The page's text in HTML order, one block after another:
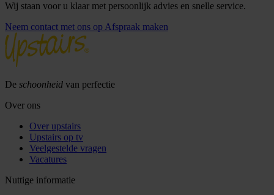
Wij staan voor u klaar met persoonlijk advies en snelle service.
Neem contact met ons op Afspraak maken
De schoonheid van perfectie
Over ons
Over upstairs
Upstairs op tv
Veelgestelde vragen
Vacatures
Nuttige informatie